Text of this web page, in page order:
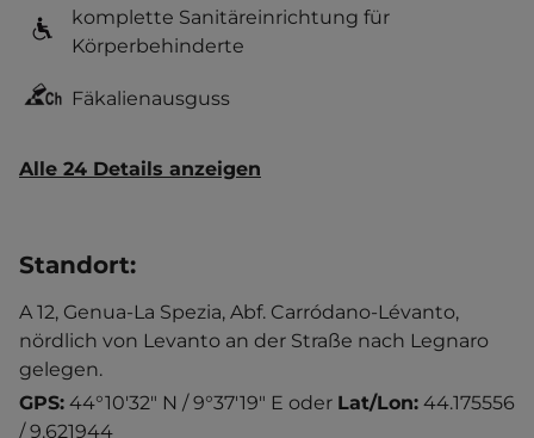
komplette Sanitäreinrichtung für
Körperbehinderte
Fäkalienausguss
Alle 24 Details anzeigen
Standort:
A 12, Genua-La Spezia, Abf. Carródano-Lévanto,
nördlich von Levanto an der Straße nach Legnaro
gelegen.
GPS: 44°10'32" N / 9°37'19" E oder Lat/Lon: 44.175556
/ 9.621944